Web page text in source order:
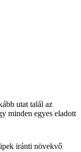
utat talál az
minden egyes eladott
iránti növekvő